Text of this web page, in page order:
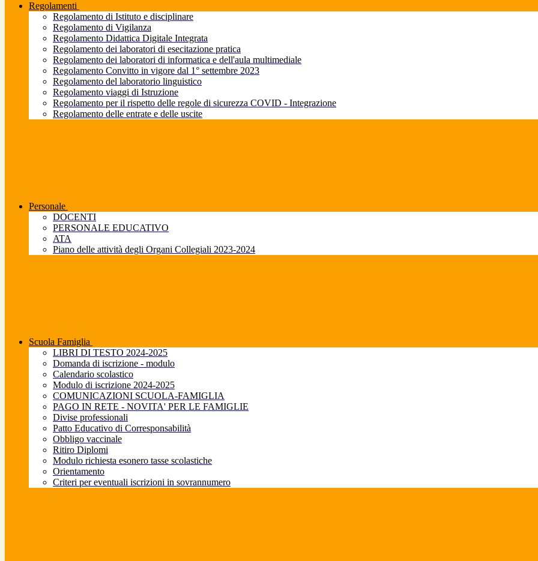
Regolamenti
Regolamento di Istituto e disciplinare
Regolamento di Vigilanza
Regolamento Didattica Digitale Integrata
Regolamento dei laboratori di esecitazione pratica
Regolamento dei laboratori di informatica e dell'aula multimediale
Regolamento Convitto in vigore dal 1° settembre 2023
Regolamento del laboratorio linguistico
Regolamento viaggi di Istruzione
Regolamento per il rispetto delle regole di sicurezza COVID - Integrazione
Regolamento delle entrate e delle uscite
Personale
DOCENTI
PERSONALE EDUCATIVO
ATA
Piano delle attività degli Organi Collegiali 2023-2024
Scuola Famiglia
LIBRI DI TESTO 2024-2025
Domanda di iscrizione - modulo
Calendario scolastico
Modulo di iscrizione 2024-2025
COMUNICAZIONI SCUOLA-FAMIGLIA
PAGO IN RETE - NOVITA' PER LE FAMIGLIE
Divise professionali
Patto Educativo di Corresponsabilità
Obbligo vaccinale
Ritiro Diplomi
Modulo richiesta esonero tasse scolastiche
Orientamento
Criteri per eventuali iscrizioni in sovrannumero